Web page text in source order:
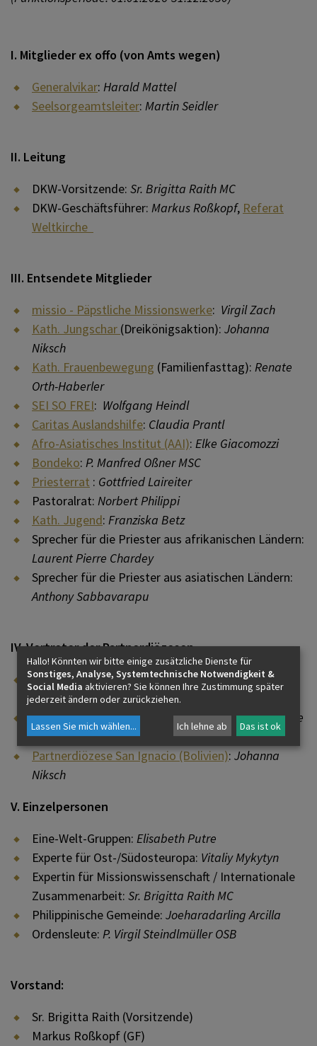
Rechenschaftsbericht
I. Mitglieder ex offo (von Amts wegen)
Generalvikar: Harald Mattel
Seelsorgeamtsleiter: Martin Seidler
II. Leitung
DKW-Vorsitzende: Sr. Brigitta Raith MC
DKW-Geschäftsführer: Markus Roßkopf, Referat
Weltkirche
III. Entsendete Mitglieder
missio - Päpstliche Missionswerke: Virgil Zach
Kath. Jungschar (Dreikönigsaktion): Johanna
Niksch
Kath. Frauenbewegung (Familienfasttag): Renate
Orth-Haberler
SEI SO FREI: Wolfgang Heindl
Caritas Auslandshilfe: Claudia Prantl
Afro-Asiatisches Institut (AAI): Elke Giacomozzi
Bondeko: P. Manfred Oßner MSC
Priesterrat : Gottfried Laireiter
Pastoralrat: Norbert Philippi
Kath. Jugend: Franziska Betz
Sprecher für die Priester aus afrikanischen Ländern:
Laurent Pierre Chardey
Sprecher für die Priester aus asiatischen Ländern:
Anthony Sabbavarapu
IV. Vertreter der Partnerdiözesen
Partnerdiözese Bokungu-Ikela (D.R. Kongo):P.
Manfred Oßner MSC
Partnerdiözese Daegu (Südkorea):Thomas Dongjae
Lee
Partnerdiözese San Ignacio (Bolivien): Johanna
Niksch
V. Einzelpersonen
Eine-Welt-Gruppen: Elisabeth Putre
Experte für Ost-/Südosteuropa: Vitaliy Mykytyn
Expertin für Missionswissenschaft / Internationale
Zusammenarbeit: Sr. Brigitta Raith MC
Philippinische Gemeinde: Joeharadarling Arcilla
Ordensleute: P. Virgil Steindlmüller OSB
Vorstand:
Sr. Brigitta Raith (Vorsitzende)
Markus Roßkopf (GF)
Hallo! Könnten wir bitte einige zusätzliche Dienste für
Sonstiges, Analyse, Systemtechnische Notwendigkeit &
Social Media aktivieren? Sie können Ihre Zustimmung später
jederzeit ändern oder zurückziehen.
Lassen Sie mich wählen... Ich lehne ab Das ist ok